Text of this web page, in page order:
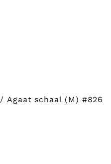
/ Agaat schaal (M) #826